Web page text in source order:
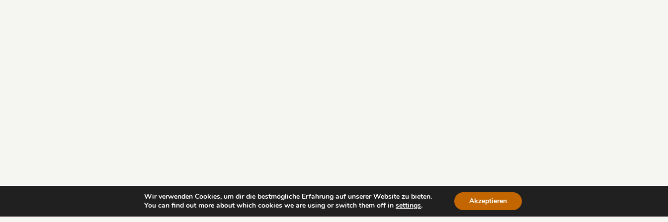
Wir verwenden Cookies, um dir die bestmögliche Erfahrung auf unserer Website zu bieten.
You can find out more about which cookies we are using or switch them off insettings. Akzeptieren